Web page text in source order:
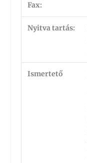
Fax:
Nyitva tartás:
Ismertető